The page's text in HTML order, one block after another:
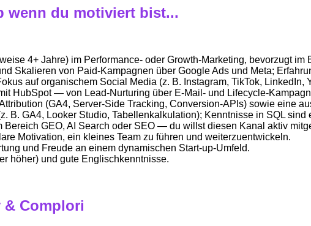
wenn du motiviert bist...
4+ Jahre) im Performance- oder Growth-Marketing, bevorzugt im
Skalieren von Paid-Kampagnen über Google Ads und Meta;
auf organischem Social Media (z. B. Instagram, TikTok, LinkedIn,
HubSpot — von Lead-Nurturing über E-Mail- und Lifecycle-
(GA4, Server-Side Tracking, Conversion-APIs) sowie eine
B. GA4, Looker Studio, Tabellenkalkulation); Kenntnisse in SQL sind
Bereich GEO, AI Search oder SEO — du willst diesen Kanal aktiv
Motivation, ein kleines Team zu führen und weiterzuentwickeln.
und Freude an einem dynamischen Start-up-Umfeld.
höher) und gute Englischkenntnisse.
& Complori